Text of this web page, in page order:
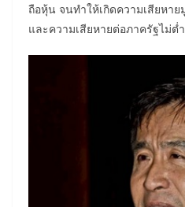
ถือหุ้น จนทำให้เกิดความเสียหา
และความเสียหายต่อภาครัฐไม่ต่